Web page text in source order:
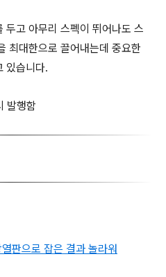
두고 아무리 스펙이 뛰어나도 스
최대한으로 끌어내는데 중요한
있습니다.
발행함
판으로 잡은 결과 놀라워